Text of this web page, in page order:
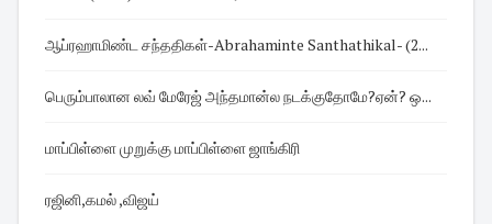
ஆப்ரஹாமிண்ட சந்ததிகள்-Abrahaminte Santhathikal- (2...
பெரும்பாலான லவ் மேரேஜ் அந்தமான்ல நடக்குதோமே?ஏன்? ஒ...
மாப்பிள்ளை முறுக்கு மாப்பிள்ளை ஜாங்கிரி
ரஜினி,கமல் ,விஜய்